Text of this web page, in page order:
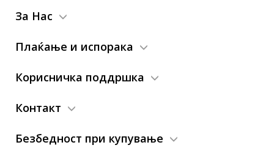
За Нас
Плаќање и испорака
Корисничка поддршка
Контакт
Безбедност при купување